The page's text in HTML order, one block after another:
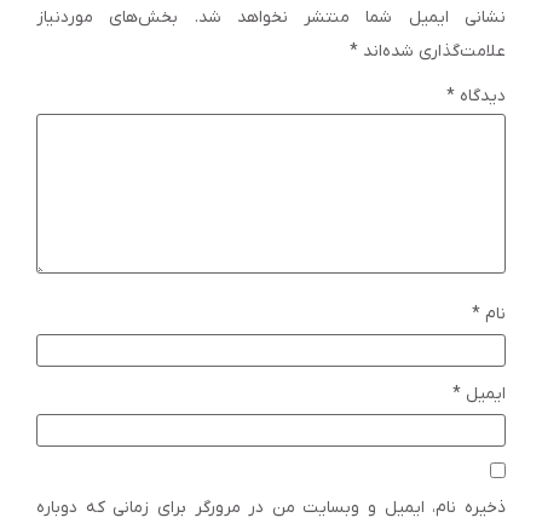
نشانی ایمیل شما منتشر نخواهد شد.
بخش‌های موردنیاز
علامت‌گذاری شده‌اند *
دیدگاه *
نام *
ایمیل *
ذخیره نام، ایمیل و وبسایت من در مرورگر برای زمانی که دوباره